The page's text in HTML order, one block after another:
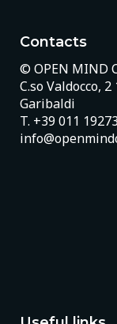
Contacts
© OPEN MIND
C.so Valdocco,
Garibaldi
T. +39 011